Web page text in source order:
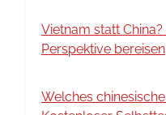
Vietnam statt
Perspektive bereisen
Welches